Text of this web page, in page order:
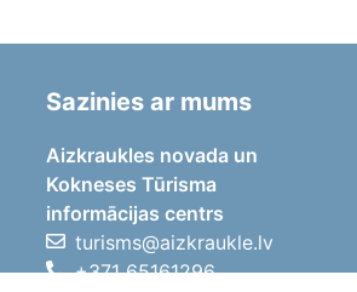
Sazinies ar mums
Aizkraukles novada un
Kokneses Tūrisma
informācijas centrs
turisms@aizkraukle.lv
+371 65161296